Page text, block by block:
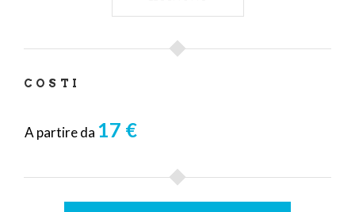
https://www.clueshunt.it/escape/index.php/escape-
room/la-bottega-di-leonardo
Prenotazioni:
Il nostro sito accetta prenotazioni fino a circa 11 ore
prenotazione on-line prova a chiamarci al
3385378166
COSTI
A partire da 17 €